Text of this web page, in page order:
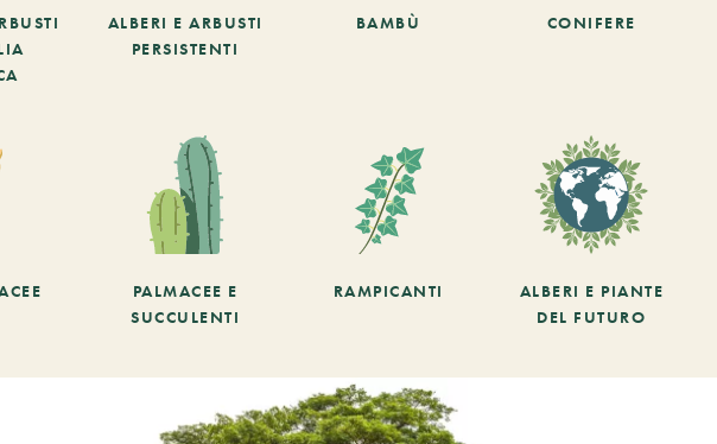
ALBERI E ARBUSTI
PERSISTENTI
BAMBÙ CONIFERE
PALMACEE E
SUCCULENTI
RAMPICANTI
ALBERI E PIANTE
DEL FUTURO